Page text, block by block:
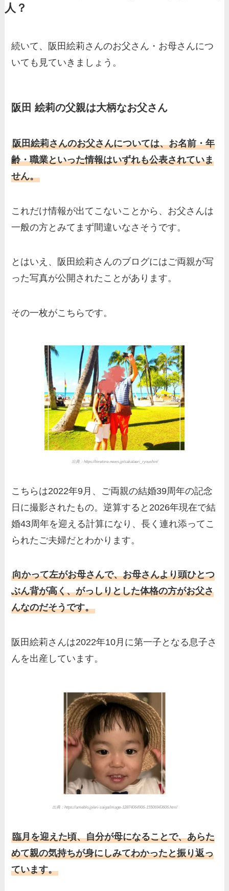
三浦璃来の実家はお金持ち！
両親（父・母）の職業や妹な
母）を徹底調査！実家の兄弟
片岡凜の母親が美人！家族構
成や父・片岡達也、兄弟につ
業や経歴を調査！兄弟や実家
の家族もまとめ！
実家の両親など家族情報も全
部まとめた！
人？
続いて、阪田絵莉さんのお父さん・お母さんにつ
いても見ていきましょう。
阪田 絵莉の父親は大柄なお父さん
阪田絵莉さんのお父さんについては、お名前・年
齢・職業といった情報はいずれも公表されていま
せん。
これだけ情報が出てこないことから、お父さんは
一般の方とみてまず間違いなさそうです。
とはいえ、阪田絵莉さんのブログにはご両親が写
った写真が公開されたことがあります。
その一枚がこちらです。
出典：https://toretore-news.jp/sakataeri_ryoushin/
こちらは2022年9月、ご両親の結婚39周年の記念
日に撮影されたもの。逆算すると2026年現在で結
婚43周年を迎える計算になり、長く連れ添ってこ
られたご夫婦だとわかります。
向かって左がお母さんで、お母さんより頭ひとつ
ぶん背が高く、がっしりとした体格の方がお父さ
んなのだそうです。
阪田絵莉さんは2022年10月に第一子となる息子さ
んを出産しています。
出典：https://ameblo.jp/eri-saiga/image-12874064906-15506943606.html
臨月を迎えた頃、自分が母になることで、あらた
めて親の気持ちが身にしみてわかったと振り返っ
ています。